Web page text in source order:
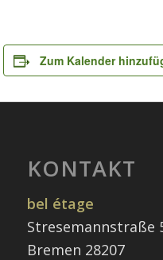
Zum Kalender
KONTAKT
bel étage
Stresemannstraße
Bremen 28207